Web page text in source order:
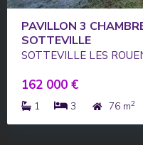
PAVILLON 3
SOTTEVILLE
SOTTEVILLE LES
162 000 €
1 3 76 m2